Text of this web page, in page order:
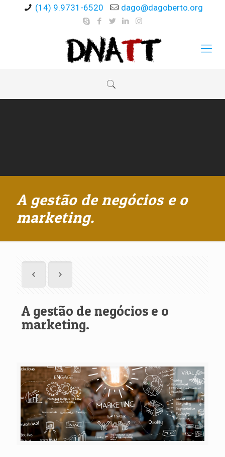
(14) 9.9731-6520 dago@dagoberto.org
A gestão de negócios e o
marketing.
A gestão de negócios e o
marketing.